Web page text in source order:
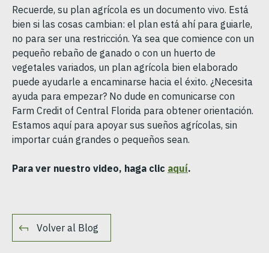
Recuerde, su plan agrícola es un documento vivo. Está
bien si las cosas cambian: el plan está ahí para guiarle,
no para ser una restricción. Ya sea que comience con un
pequeño rebaño de ganado o con un huerto de
vegetales variados, un plan agrícola bien elaborado
puede ayudarle a encaminarse hacia el éxito. ¿Necesita
ayuda para empezar? No dude en comunicarse con
Farm Credit of Central Florida para obtener orientación.
Estamos aquí para apoyar sus sueños agrícolas, sin
importar cuán grandes o pequeños sean.
Para ver nuestro video, haga clic aquí.
Volver al Blog